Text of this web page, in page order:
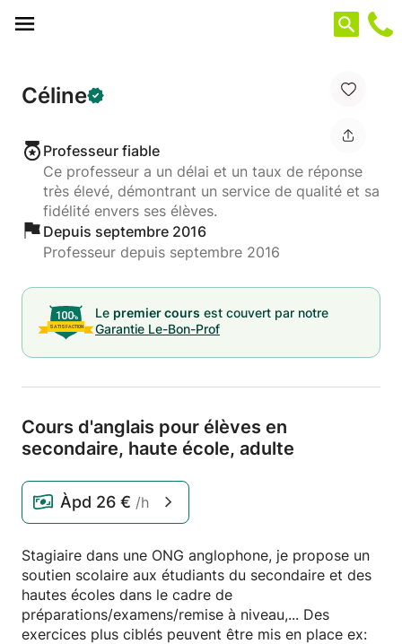
Céline
Professeur fiable
Ce professeur a un délai et un taux de réponse
très élevé, démontrant un service de qualité et sa
fidélité envers ses élèves.
Depuis septembre 2016
Professeur depuis septembre 2016
Le premier cours est couvert par notre
Garantie Le-Bon-Prof
Cours d'anglais pour élèves en
secondaire, haute école, adulte
Àpd 26 € /h
Stagiaire dans une ONG anglophone, je propose un
soutien scolaire aux étudiants du secondaire et des
hautes écoles dans le cadre de
préparations/examens/remise à niveau,... Des
exercices plus ciblés peuvent être mis en place ex: